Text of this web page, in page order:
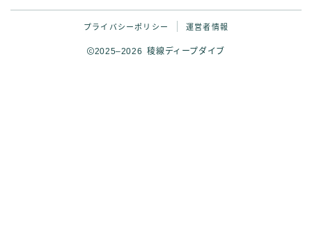
プライバシーポリシー 運営者情報
2025–2026 稜線ディープダイブ